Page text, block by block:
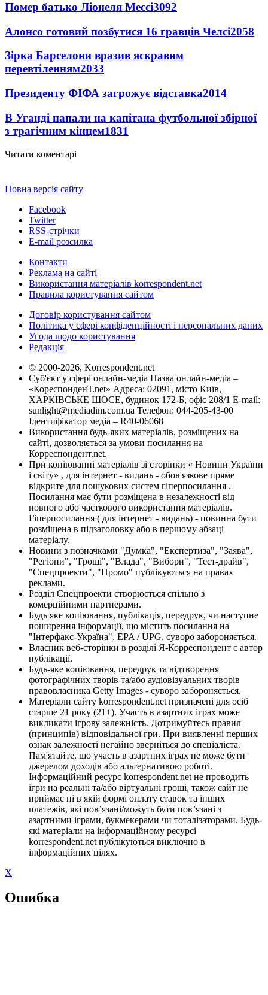
Помер батько Ліонеля Мессі3092
Алонсо готовий позбутися 16 гравців Челсі2058
Зірка Барселони вразив яскравим
перевтіленням2033
Президенту ФІФА загрожує відставка2014
В Уганді напали на капітана футбольної збірної
з трагічним кінцем1831
Читати коментарі
Повна версія сайту
Facebook
Twitter
RSS-стрічки
E-mail розсилка
Контакти
Реклама на сайті
Використання матеріалів korrespondent.net
Правила користування сайтом
Договір користування сайтом
Політика у сфері конфіденційності і персональних даних
Угода щодо користування
Редакція
© 2000-2026, Korrespondent.net
Суб'єкт у сфері онлайн-медіа Назва онлайн-медіа –
«КореспонденТ.net» Адреса: 02091, місто Київ,
ХАРКІВСЬКЕ ШОСЕ, будинок 172-Б, офіс 208/1 E-mail:
sunlight@mediadim.com.ua Телефон: 044-205-43-00
Ідентифікатор медіа – R40-06068
Використання будь-яких матеріалів, розміщених на
сайті, дозволяється за умови посилання на
Корреспондент.net.
При копіюванні матеріалів зі сторінки « Новини України
і світу» , для інтернет - видань - обов'язкове пряме
відкрите для пошукових систем гіперпосилання .
Посилання має бути розміщена в незалежності від
повного або часткового використання матеріалів.
Гіперпосилання ( для інтернет - видань) - повинна бути
розміщена в підзаголовку або в першому абзаці
матеріалу.
Новини з позначками "Думка", "Експертиза", "Заява",
"Регіони", "Гроші", "Влада", "Вибори", "Тест-драйв",
"Спецпроекти", "Промо" публікуються на правах
реклами.
Розділ Спецпроекти створюється спільно з
комерційними партнерами.
Будь яке копіювання, публікація, передрук, чи наступне
поширення інформації, що містить посилання на
"Інтерфакс-Україна", EPA / UPG, суворо забороняється.
Власник веб-сторінки в розділі Я-Корреспондент є автор
публікації.
Будь-яке копіювання, передрук та відтворення
фотографічних творів та/або аудіовізуальних творів
правовласника Getty Images - суворо забороняється.
Матеріали сайту korrespondent.net призначені для осіб
старше 21 року (21+). Участь в азартних іграх може
викликати ігрову залежність. Дотримуйтесь правил
(принципів) відповідальної гри. При виявленні перших
ознак залежності негайно зверніться до спеціаліста.
Пам'ятайте, що участь в азартних іграх не може бути
джерелом доходів або альтернативою роботі.
Інформаційний ресурс korrespondent.net не проводить
ігри на реальні та/або віртуальні гроші, також сайт не
приймає ні в якій формі оплату ставок та інших
платежів, які пов’язані/можуть бути пов’язані з
азартними іграми, букмекерами чи тоталізаторами. Будь-
які матеріали на інформаційному ресурсі
korrespondent.net публікуються виключно в
інформаційних цілях.
X
Ошибка